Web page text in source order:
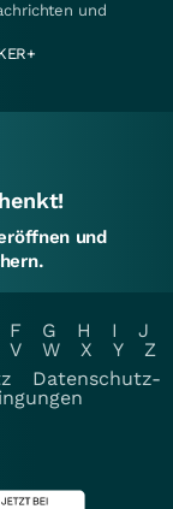
und
und
F G H I
J
V W X Y
Z
Datenschutz-